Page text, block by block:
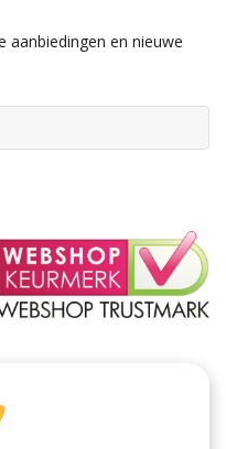
aanbiedingen en nieuwe